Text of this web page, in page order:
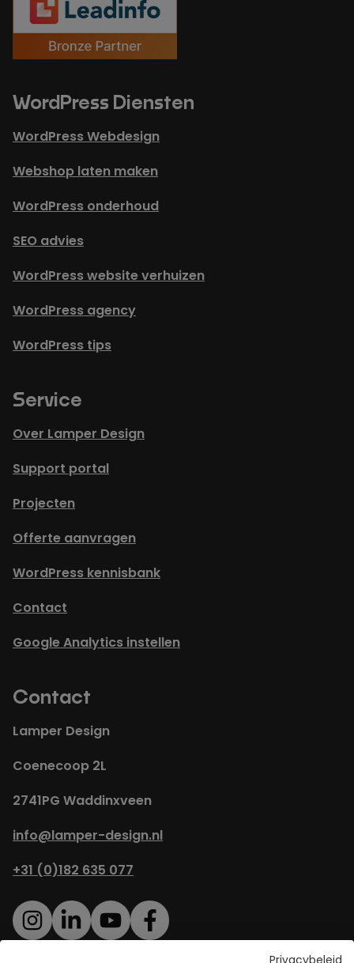
WordPress Diensten
WordPress Webdesign
Webshop laten maken
WordPress onderhoud
SEO advies
WordPress website verhuizen
WordPress agency
WordPress tips
Service
Over Lamper Design
Support portal
Projecten
Offerte aanvragen
WordPress kennisbank
Contact
Google Analytics instellen
Contact
Lamper Design
Coenecoop 2L
2741PG Waddinxveen
info@lamper-design.nl
+31 (0)182 635 077